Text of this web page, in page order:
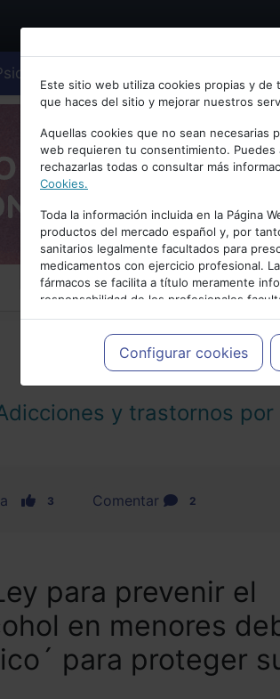
Bienvenid@ a
Escribe tu Email
Accede o regístrate con tu email.
Este sitio web utiliza cookies propias y de
que haces del sitio y mejorar nuestros
Aquellas cookies que no sean necesarias
web requieren tu consentimiento. Puedes
rechazarlas todas o consultar más
Cookies.
Toda la información incluida en la Página
productos del mercado español y, por
sanitarios legalmente facultados para
medicamentos con ejercicio profesional.
fármacos se facilita a título meramente
responsabilidad de los profesionales
medicamentos y decidir, en cada caso
adecuado a las necesidades del paciente.
Configurar cookies
PUBLICIDAD
y trastornos por
3 Comentar 2
para prevenir el
en menores
para proteger